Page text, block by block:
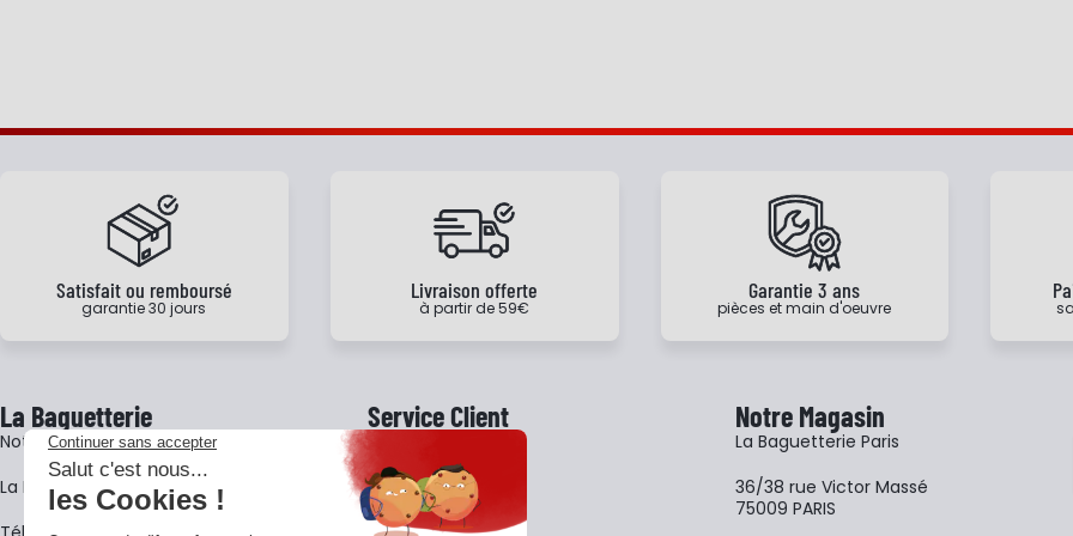
Satisfait ou remboursé
garantie 30 jours
Livraison offerte
à partir de 59€
Garantie 3 ans
pièces et main d'oeuvre
La Baguetterie
Notre histoire
La BagShow
Service Client
Garantie 3 ans
Notre Magasin
La Baguetterie Paris
36/38 rue Victor Massé
75009 PARIS